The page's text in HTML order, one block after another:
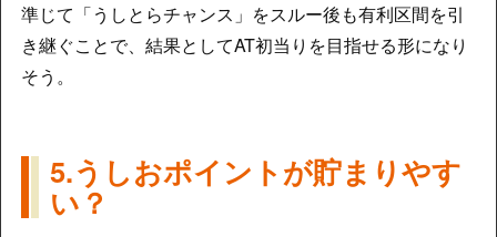
準じて「うしとらチャンス」をスルー後も有利区間を引
き継ぐことで、結果としてAT初当りを目指せる形になり
そう。
5.うしおポイントが貯まりやす
い？